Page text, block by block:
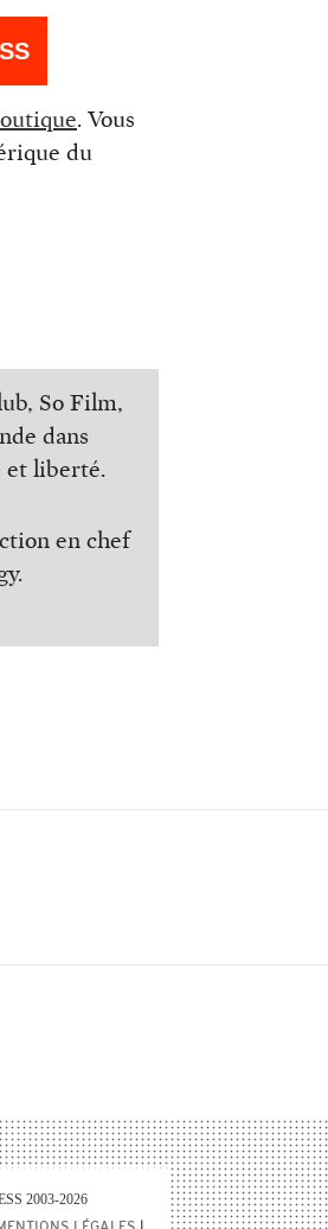
. Vous
du
So Film,
dans
et liberté.
en chef
2003-2026